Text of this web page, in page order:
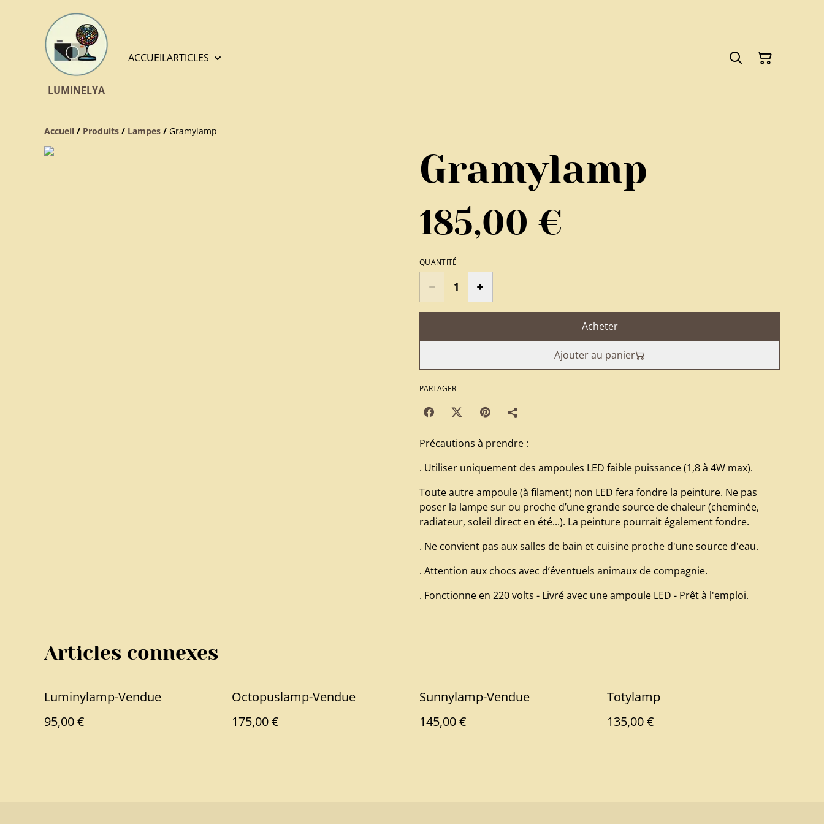
LUMINELYA
ACCUEILARTICLES
Accueil / Produits / Lampes / Gramylamp
Gramylamp
185,00 €
QUANTITÉ
Acheter
Ajouter au panier
PARTAGER
Précautions à prendre :
. Utiliser uniquement des ampoules LED faible puissance (1,8 à 4W max).
Toute autre ampoule (à filament) non LED fera fondre la peinture. Ne pas
poser la lampe sur ou proche d’une grande source de chaleur (cheminée,
radiateur, soleil direct en été...). La peinture pourrait également fondre.
. Ne convient pas aux salles de bain et cuisine proche d'une source d'eau.
. Attention aux chocs avec d’éventuels animaux de compagnie.
. Fonctionne en 220 volts - Livré avec une ampoule LED - Prêt à l'emploi.
Articles connexes
Luminylamp-Vendue
95,00 €
Octopuslamp-Vendue
175,00 €
Sunnylamp-Vendue
145,00 €
Totylamp
135,00 €